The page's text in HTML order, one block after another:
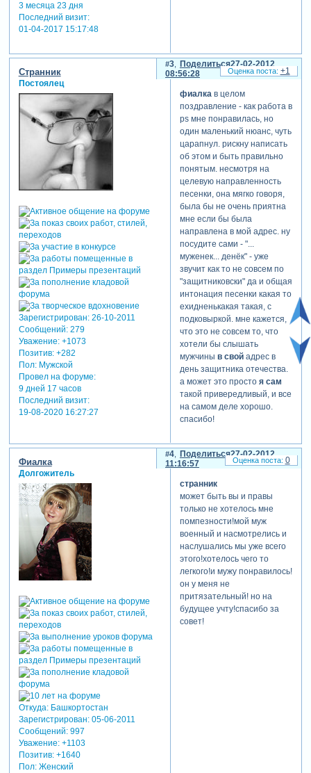
3 месяца 23 дня
Последний визит:
01-04-2017 15:17:48
Поделиться
3
27-02-2012
08:56:28
Странник
Постоялец
Зарегистрирован: 26-10-2011
Сообщений:279
Уважение: +1073
Позитив: +282
Пол:Мужской
Провел на форуме:
9 дней 17 часов
Последний визит:
19-08-2020 16:27:27
фиалкав целом
поздравление - как работа в
ps мне понравилась, но
один маленький нюанс, чуть
царапнул. рискну написать
об этом и быть правильно
понятым. несмотря на
целевую направленность
песенки, она мягко говоря,
была бы не очень приятна
мне если бы была
направлена в мой адрес. ну
посудите сами - "...
муженек... денёк" - уже
звучит как то не совсем по
"защитниковски" да и общая
интонация песенки какая то
ехидненькакая такая, с
подковыркой. мне кажется,
что это не совсем то, что
хотели бы слышать
мужчины в свойадрес в
день защитника отечества.
а может это простоя сам
такой привередливый, и все
на самом деле хорошо.
спасибо!
+1
Поделиться
4
27-02-2012
11:16:57
Фиалка
Долгожитель
Откуда:Башкортостан
Зарегистрирован: 05-06-2011
Сообщений:997
Уважение: +1103
Позитив: +1640
Пол:Женский
странник
может быть вы и правы
только не хотелось мне
помпезности!мой муж
военный и насмотрелись и
наслушались мы уже всего
этого!хотелось чего то
легкого!и мужу понравилось!
он у меня не
притязательный! но на
будущее учту!спасибо за
совет!
0